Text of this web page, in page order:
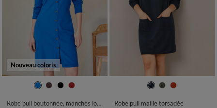
Nouveau coloris
38/40 42/44
Robe pull boutonnée, manches longues
38/40 42/44
Robe pull maille torsadée